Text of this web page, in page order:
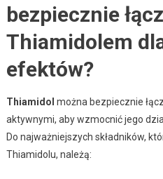
bezpiecznie
Thiamidolem
efektów?
Thiamidol można bezpiecznie
aktywnymi, aby wzmocnić jego
Do najważniejszych składników,
Thiamidolu, należą: